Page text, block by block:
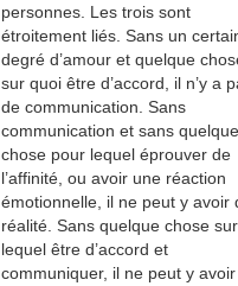
personnes. Les trois sont
étroitement liés. Sans un
degré d’amour et quelque
sur quoi être d’accord, il n’y a
de communication. Sans
communication et sans quelque
chose pour lequel éprouver de
l’affinité, ou avoir une réaction
émotionnelle, il ne peut y avoir
réalité. Sans quelque chose sur
lequel être d’accord et
communiquer, il ne peut y avoir